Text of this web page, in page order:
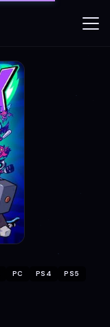
PC PS4
PS5